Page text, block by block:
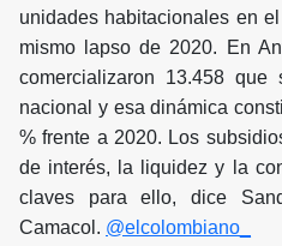
unidades habitacionales en
mismo lapso de 2020. En
comercializaron 13.458 que
nacional y esa dinámica
% frente a 2020. Los
de interés, la liquidez y la
claves para ello, dice
Camacol. @elcolombiano_